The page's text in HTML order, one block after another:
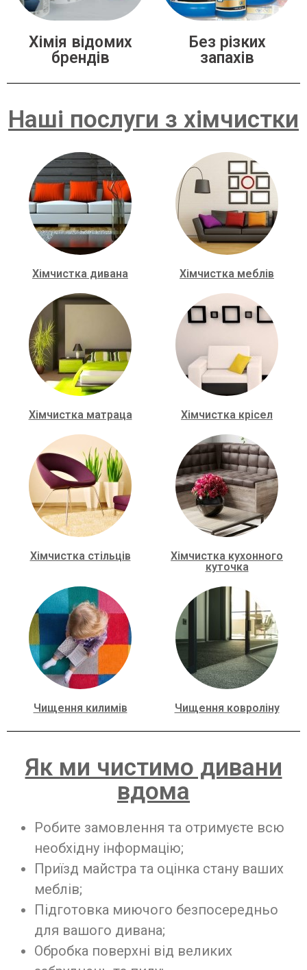
Хімія відомих
брендів
Без різких
запахів
Наші послуги з хімчистки
Хімчистка дивана Хімчистка меблів
Хімчистка матраца Хімчистка крісел
Хімчистка стільців
Хімчистка кухонного
куточка
Чищення килимів Чищення ковроліну
Як ми чистимо дивани
вдома
Робите замовлення та отримуєте всю
необхідну інформацію;
Приїзд майстра та оцінка стану ваших
меблів;
Підготовка миючого безпосередньо
для вашого дивана;
Обробка поверхні від великих